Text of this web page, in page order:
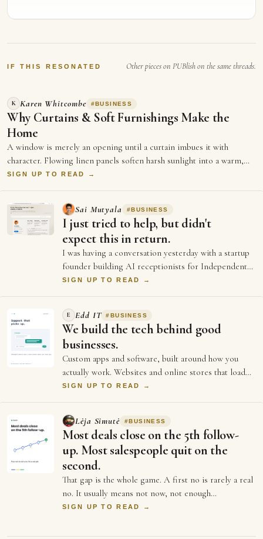
IF THIS RESONATED Other pieces on PUBlish on the same threads.
K Karen Whitcombe #BUSINESS
Why Curtains & Soft Furnishings Make the
Home
A window is merely an opening until a curtain imbues it with
character. Flowing linen panels soften harsh sunlight into a warm,
golden glow,…
SIGN UP TO READ →
Sai Mutyala #BUSINESS
I just tried to help, but didn't
expect this in return.
I was having a conversation yesterday with a startup
founder building AI receptionists for Independent
Consultants. Specifically Legal Consu…
SIGN UP TO READ →
E Edd IT #BUSINESS
We build the tech behind good
businesses.
Custom apps and software, built around how you
actually work. Websites and online stores that load
fast and sell. And the ongoing support an…
SIGN UP TO READ →
Lėja Simutė #BUSINESS
Most deals close on the 5th follow-
up. Most salespeople quit on the
second.
That gap is the whole game. A first no is rarely a real
no. It usually means not now, not enough
information, or not the right moment. Each …
SIGN UP TO READ →